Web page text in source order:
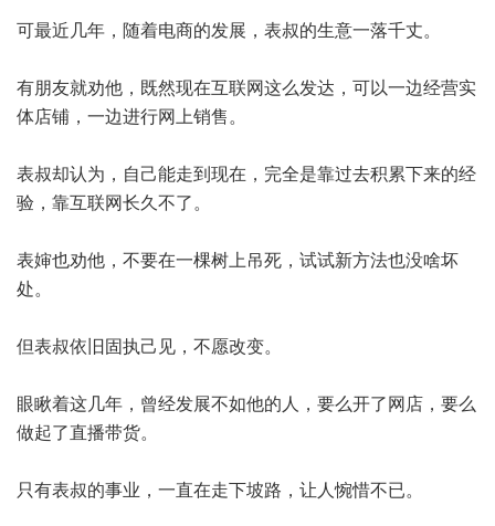
可最近几年，随着电商的发展，表叔的生意一落千丈。
有朋友就劝他，既然现在互联网这么发达，可以一边经营实
体店铺，一边进行网上销售。
表叔却认为，自己能走到现在，完全是靠过去积累下来的经
验，靠互联网长久不了。
表婶也劝他，不要在一棵树上吊死，试试新方法也没啥坏
处。
但表叔依旧固执己见，不愿改变。
眼瞅着这几年，曾经发展不如他的人，要么开了网店，要么
做起了直播带货。
只有表叔的事业，一直在走下坡路，让人惋惜不已。